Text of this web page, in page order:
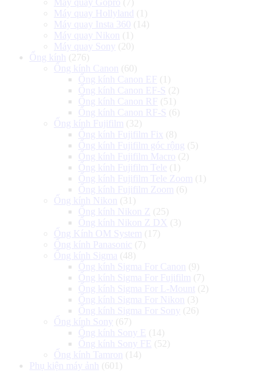
Máy quay Gopro (7)
Máy quay Hollyland
(1)
Máy quay Insta 360 (14)
Máy quay Nikon
(1)
Máy quay Sony (20)
Ống kính
(276)
Ống kính Canon
(60)
Ống kính Canon EF
(1)
Ống kính Canon EF-S (2)
Ống kính Canon RF
(51)
Ống kính Canon RF-S (6)
Ống kính Fujifilm (32)
Ống kính Fujifilm Fix (8)
Ống kính Fujifilm góc rộng (5)
Ống kính Fujifilm Macro (2)
Ống kính Fujifilm Tele (1)
Ống kính Fujifilm Tele Zoom (1)
Ống kính Fujifilm Zoom (6)
Ống kính Nikon
(31)
Ống kính Nikon Z (25)
Ống kính Nikon Z DX (3)
Ống Kính OM System (17)
Ống kính Panasonic (7)
Ống kính Sigma (48)
Ống kính Sigma For Canon
(9)
Ống kính Sigma For Fujifilm (7)
Ống kính Sigma For L-Mount (2)
Ống kính Sigma For Nikon
(3)
Ống kính Sigma For Sony (26)
Ống kính Sony (67)
Ống kính Sony E
(14)
Ống kính Sony FE
(52)
Ống kính Tamron
(14)
Phụ kiện máy ảnh
(601)